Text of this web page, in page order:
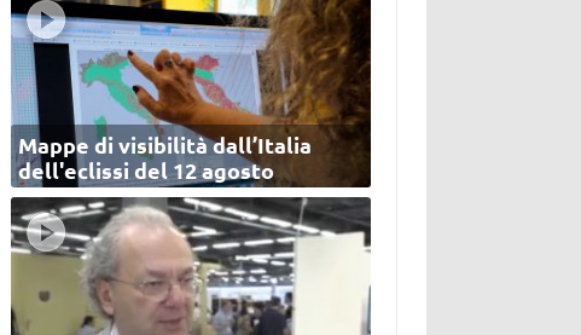
Mappe di visibilità dall’Italia
dell'eclissi del 12 agosto